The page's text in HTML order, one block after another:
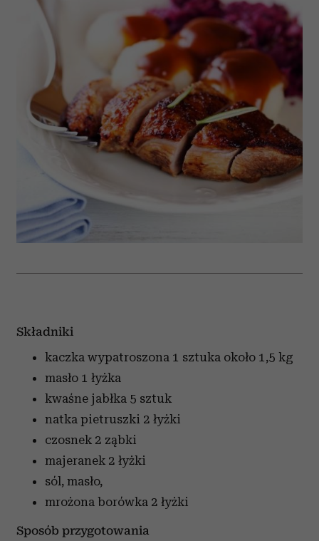
Składniki
kaczka wypatroszona 1 sztuka około 1,5 kg
masło 1 łyżka
kwaśne jabłka 5 sztuk
natka pietruszki 2 łyżki
czosnek 2 ząbki
majeranek 2 łyżki
sól, masło,
mrożona borówka 2 łyżki
Sposób przygotowania